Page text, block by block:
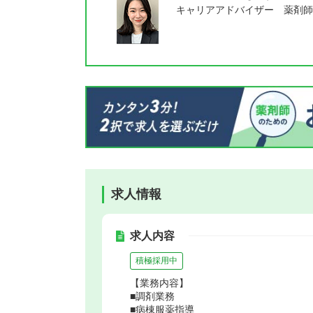
キャリアアドバイザー 薬剤
求人情報
求人内容
積極採用中
【業務内容】
■調剤業務
■病棟服薬指導